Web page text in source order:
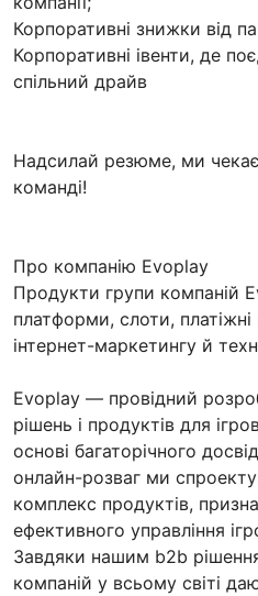
Корпоративні знижки від
Корпоративні івенти, де
спільний драйв
Надсилай резюме, ми
команді!
Про компанію Evoplay
Продукти групи компаній
платформи, слоти,
інтернет-маркетингу й
Evoplay — провідний
рішень і продуктів для
основі багаторічного
онлайн-розваг ми
комплекс продуктів,
ефективного управління
Завдяки нашим b2b
компаній у всьому світі